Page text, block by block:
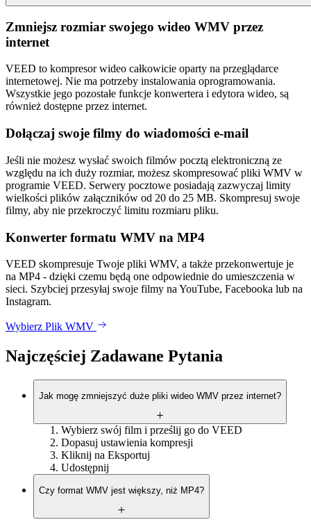
Zmniejsz rozmiar swojego wideo WMV przez
internet
VEED to kompresor wideo całkowicie oparty na przeglądarce
internetowej. Nie ma potrzeby instalowania oprogramowania.
Wszystkie jego pozostałe funkcje konwertera i edytora wideo, są
również dostępne przez internet.
Dołączaj swoje filmy do wiadomości e-mail
Jeśli nie możesz wysłać swoich filmów pocztą elektroniczną ze
względu na ich duży rozmiar, możesz skompresować pliki WMV w
programie VEED. Serwery pocztowe posiadają zazwyczaj limity
wielkości plików załączników od 20 do 25 MB. Skompresuj swoje
filmy, aby nie przekroczyć limitu rozmiaru pliku.
Konwerter formatu WMV na MP4
VEED skompresuje Twoje pliki WMV, a także przekonwertuje je
na MP4 - dzięki czemu będą one odpowiednie do umieszczenia w
sieci. Szybciej przesyłaj swoje filmy na YouTube, Facebooka lub na
Instagram.
Wybierz Plik WMV
Najczęściej Zadawane Pytania
Jak mogę zmniejszyć duże pliki wideo WMV przez internet?
Wybierz swój film i prześlij go do VEED
Dopasuj ustawienia kompresji
Kliknij na Eksportuj
Udostępnij
Czy format WMV jest większy, niż MP4?